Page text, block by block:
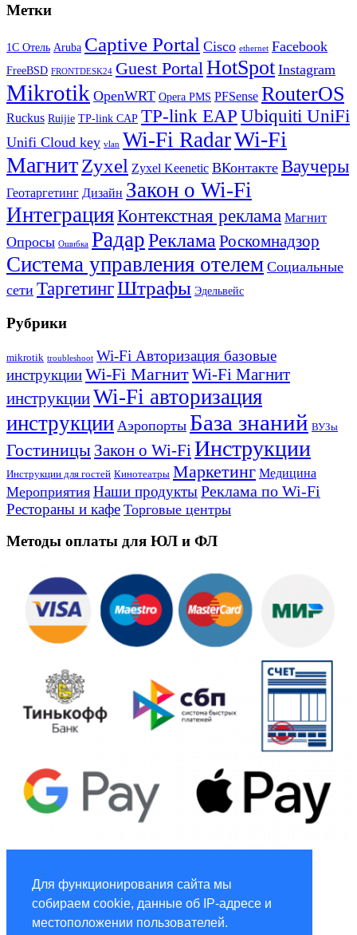
Для функционирования сайта мы
собираем cookie, данные об IP-адресе и
местоположении пользователей.
Метки
1С Отель Aruba Captive Portal Cisco ethernet Facebook
FreeBSD FRONTDESK24 Guest PortalHotSpot Instagram
Mikrotik OpenWRT Opera PMS PFSense RouterOS
Ruckus Ruijie TP-link CAP TP-link EAP Ubiquiti UniFi
Unifi Cloud key vlan Wi-Fi RadarWi-Fi
МагнитZyxel Zyxel Keenetic ВКонтакте Ваучеры
Геотаргетинг Дизайн Закон о Wi-Fi
ИнтеграцияКонтекстная реклама Магнит
Опросы Ошибка РадарРеклама Роскомнадзор
Система управления отелем Социальные
сети ТаргетингШтрафы Эдельвейс
Рубрики
mikrotik troubleshoot Wi-Fi Авторизация базовые
инструкцииWi-Fi МагнитWi-Fi Магнит
инструкцииWi-Fi авторизация
инструкции Аэропорты База знаний ВУЗы
Гостиницы Закон о Wi-Fi Инструкции
Инструкции для гостей Кинотеатры Маркетинг Медицина
Мероприятия Наши продуктыРеклама по Wi-Fi
Рестораны и кафе Торговые центры
Методы оплаты для ЮЛ и ФЛ
Global Marketing
Услуги по маркетингу и рекламе global-adv.ru